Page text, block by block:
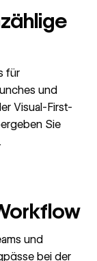
für
und
Visual-First-
Sie
und
bei der